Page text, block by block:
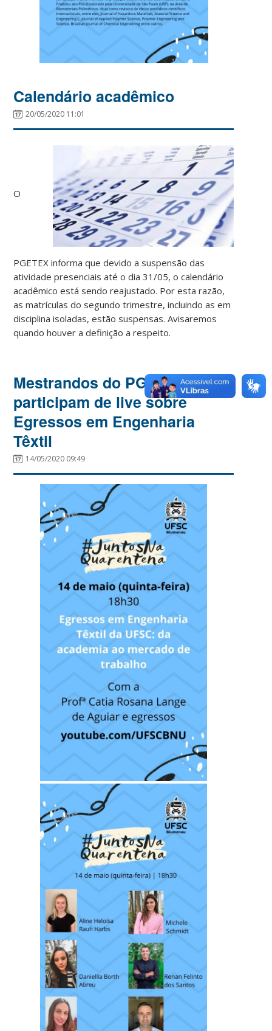
Calendário acadêmico
20/05/2020 11:01
O
PGETEX informa que devido a suspensão das
atividade presenciais até o dia 31/05, o calendário
acadêmico está sendo reajustado. Por esta razão,
as matrículas do segundo trimestre, incluindo as em
disciplina isoladas, estão suspensas. Avisaremos
quando houver a definição a respeito.
Mestrandos do PGETEX
participam de live sobre
Egressos em Engenharia
Têxtil
14/05/2020 09:49